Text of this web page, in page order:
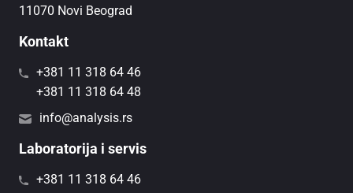
11070 Novi Beograd
Kontakt
+381 11 318 64 46
+381 11 318 64 48
info@analysis.rs
Laboratorija i servis
+381 11 318 64 46